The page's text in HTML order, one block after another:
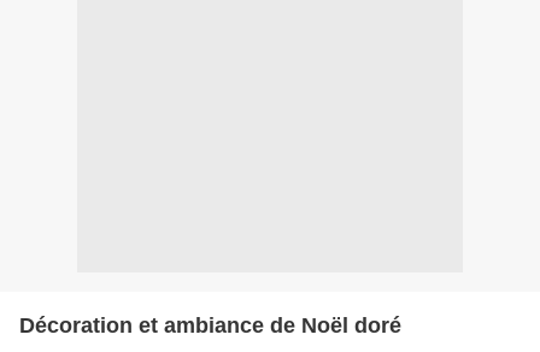
Décoration et ambiance de Noël doré